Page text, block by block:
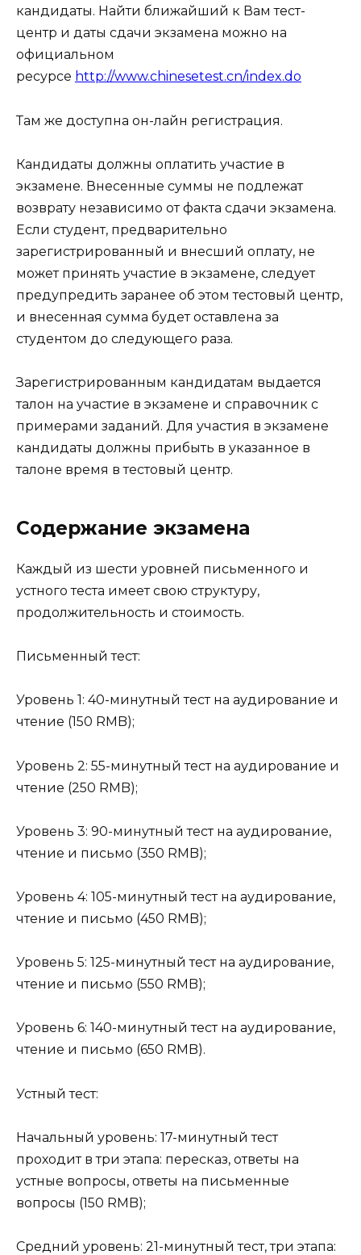
кандидаты. Найти ближайший к Вам тест-
центр и даты сдачи экзамена можно на
официальном
ресурсе http://www.chinesetest.cn/index.do
Там же доступна он-лайн регистрация.
Кандидаты должны оплатить участие в
экзамене. Внесенные суммы не подлежат
возврату независимо от факта сдачи экзамена.
Если студент, предварительно
зарегистрированный и внесший оплату, не
может принять участие в экзамене, следует
предупредить заранее об этом тестовый центр,
и внесенная сумма будет оставлена за
студентом до следующего раза.
Зарегистрированным кандидатам выдается
талон на участие в экзамене и справочник с
примерами заданий. Для участия в экзамене
кандидаты должны прибыть в указанное в
талоне время в тестовый центр.
Содержание экзамена
Каждый из шести уровней письменного и
устного теста имеет свою структуру,
продолжительность и стоимость.
Письменный тест:
Уровень 1: 40-минутный тест на аудирование и
чтение (150 RMB);
Уровень 2: 55-минутный тест на аудирование и
чтение (250 RMB);
Уровень 3: 90-минутный тест на аудирование,
чтение и письмо (350 RMB);
Уровень 4: 105-минутный тест на аудирование,
чтение и письмо (450 RMB);
Уровень 5: 125-минутный тест на аудирование,
чтение и письмо (550 RMB);
Уровень 6: 140-минутный тест на аудирование,
чтение и письмо (650 RMB).
Устный тест:
Начальный уровень: 17-минутный тест
проходит в три этапа: пересказ, ответы на
устные вопросы, ответы на письменные
вопросы (150 RMB);
Средний уровень: 21-минутный тест, три этапа: